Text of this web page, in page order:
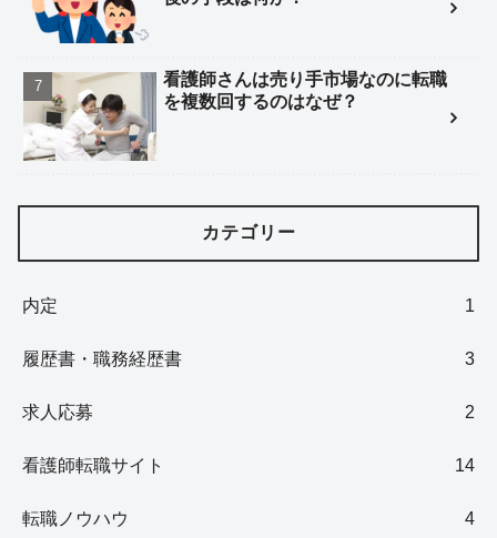
看護師さんは売り手市場なのに転職
を複数回するのはなぜ？
カテゴリー
内定 1
履歴書・職務経歴書 3
求人応募 2
看護師転職サイト 14
転職ノウハウ 4